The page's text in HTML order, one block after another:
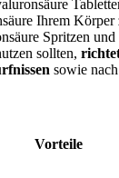
Ihrem Körper
Spritzen
sollten,
sowie
Vorteile